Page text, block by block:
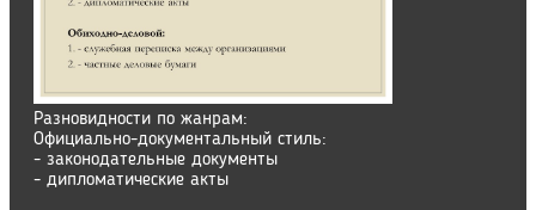
Разновидности по жанрам:
Официально-документальный стиль:
- законодательные документы
- дипломатические акты